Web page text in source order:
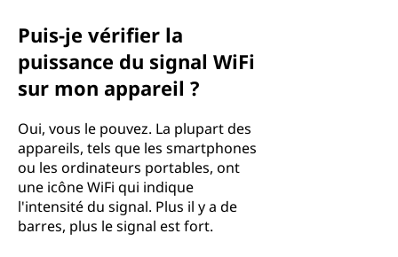
Puis-je vérifier la
puissance du signal WiFi
sur mon appareil ?
Oui, vous le pouvez. La plupart des
appareils, tels que les smartphones
ou les ordinateurs portables, ont
une icône WiFi qui indique
l'intensité du signal. Plus il y a de
barres, plus le signal est fort.